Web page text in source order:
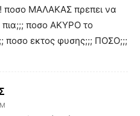
ποσο ΜΑΛΑΚΑΣ πρεπει να
πια;;; ποσο ΑΚΥΡΟ το
ποσο εκτος φυσης;;; ΠΟΣΟ;;;